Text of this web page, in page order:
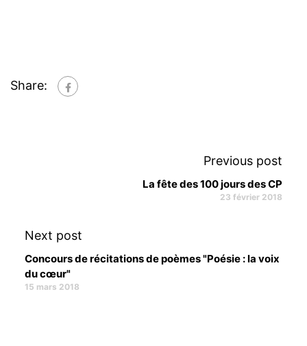
Share:
Previous post
La fête des 100 jours des CP
23 février 2018
Next post
Concours de récitations de poèmes "Poésie : la voix
du cœur"
15 mars 2018